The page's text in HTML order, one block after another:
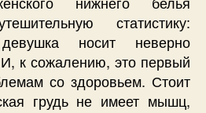
статистику:
носит неверно
к сожалению, это первый
со здоровьем. Стоит
грудь не имеет мышц,